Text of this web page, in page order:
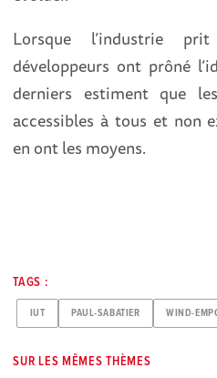
Lorsque l’industrie
développeurs ont prôné
derniers estiment que
accessibles à tous et non
en ont les moyens.
TAGS :
IUT PAUL-SABATIER WIND-
SUR LES MÊMES THÈMES